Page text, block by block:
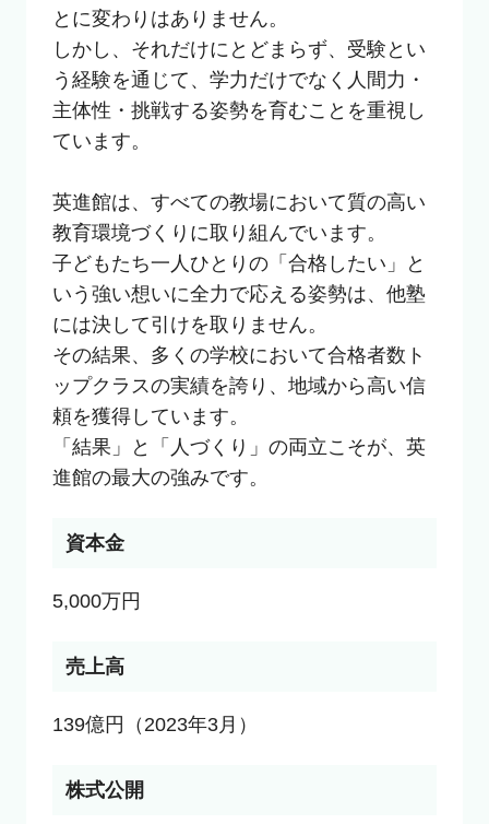
とに変わりはありません。
しかし、それだけにとどまらず、受験とい
う経験を通じて、学力だけでなく人間力・
主体性・挑戦する姿勢を育むことを重視し
ています。
英進館は、すべての教場において質の高い
教育環境づくりに取り組んでいます。
子どもたち一人ひとりの「合格したい」と
いう強い想いに全力で応える姿勢は、他塾
には決して引けを取りません。
その結果、多くの学校において合格者数ト
ップクラスの実績を誇り、地域から高い信
頼を獲得しています。
「結果」と「人づくり」の両立こそが、英
進館の最大の強みです。
資本金
5,000万円
売上高
139億円（2023年3月）
株式公開